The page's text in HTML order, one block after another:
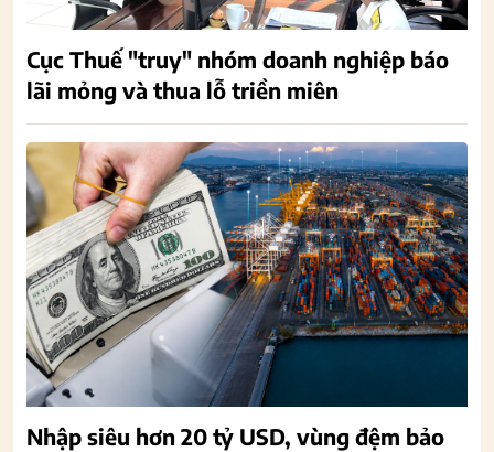
Cục Thuế "truy" nhóm doanh nghiệp báo
lãi mỏng và thua lỗ triền miên
Nhập siêu hơn 20 tỷ USD, vùng đệm bảo